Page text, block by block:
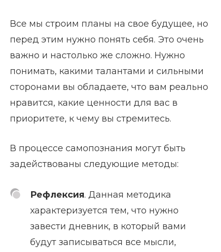
Все мы строим планы на свое будущее, но
перед этим нужно понять себя. Это очень
важно и настолько же сложно. Нужно
понимать, какими талантами и сильными
сторонами вы обладаете, что вам реально
нравится, какие ценности для вас в
приоритете, к чему вы стремитесь.
В процессе самопознания могут быть
задействованы следующие методы:
Рефлексия. Данная методика
характеризуется тем, что нужно
завести дневник, в который вами
будут записываться все мысли,